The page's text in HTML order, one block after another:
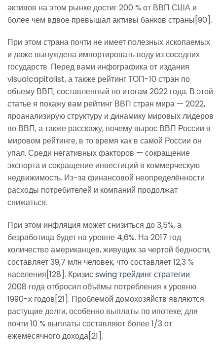
активов на этом рынке достиг 200 % от ВВП США и
более чем вдвое превышал активы банков страны[90].
При этом страна почти не имеет полезных ископаемых
и даже вынуждена импортировать воду из соседних
государств. Перед вами инфографика от издания
visualcapitalist, а также рейтинг ТОП-10 стран по
объему ВВП, составленный по итогам 2022 года. В этой
статье я покажу вам рейтинг ВВП стран мира — 2022,
проанализирую структуру и динамику мировых лидеров
по ВВП, а также расскажу, почему вырос ВВП России в
мировом рейтинге, в то время как в самой России он
упал. Среди негативных факторов — сокращение
экспорта и сокращение инвестиций в коммерческую
недвижимость. Из-за финансовой неопределённости
расходы потребителей и компаний продолжат
снижаться.
При этом инфляция может снизиться до 3,5%, а
безработица будет на уровне 4,6%. На 2017 год
количество американцев, живущих за чертой бедности,
составляет 39,7 млн человек, что составляет 12,3 %
населения[128]. Кризисswing трейдинг стратегии
2008 года отбросил объёмы потребления к уровню
1990-х годов[21]. Проблемой домохозяйств являются
растущие долги, особенно выплаты по ипотеке; для
почти 10 % выплаты составляют более 1/3 от
ежемесячного дохода[21].